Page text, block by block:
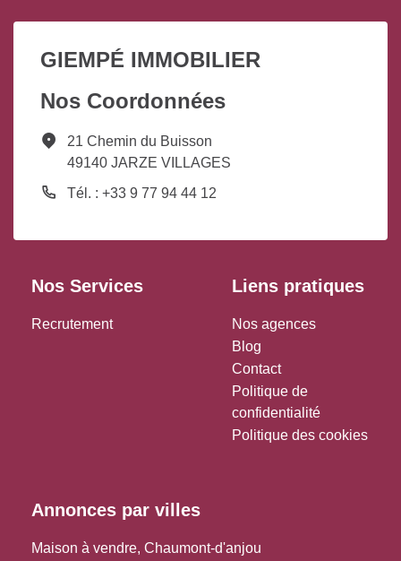
GIEMPÉ IMMOBILIER
Nos Coordonnées
21 Chemin du Buisson
49140 JARZE VILLAGES
Tél. : +33 9 77 94 44 12
Nos Services
Recrutement
Liens pratiques
Nos agences
Blog
Contact
Politique de
confidentialité
Politique des cookies
Annonces par villes
Maison à vendre, Chaumont-d'anjou